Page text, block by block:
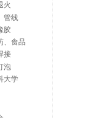
火
管线
胶
、食品
接
泡
大学